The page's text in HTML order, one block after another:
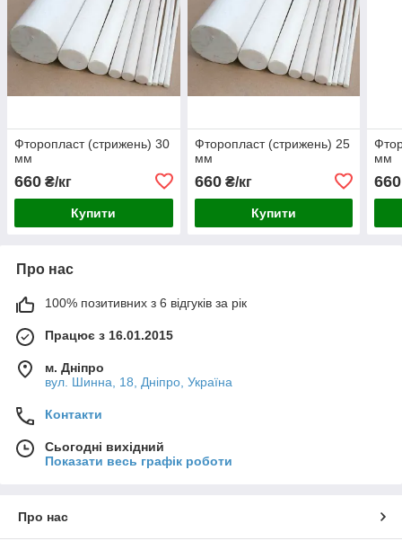
Фторопласт (стрижень) 30
мм
660 ₴/кг
Купити
Фторопласт (стрижень) 25
мм
660₴/кг
Купити
мм
660
Про нас
100% позитивних з 6 відгуків за рік
Працює з 16.01.2015
м. Дніпро
вул. Шинна, 18, Дніпро, Україна
Контакти
Сьогодні вихідний
Показати весь графік роботи
Про нас